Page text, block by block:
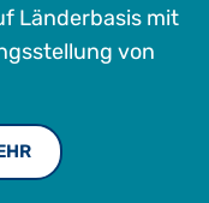
Länderbasis mit
von